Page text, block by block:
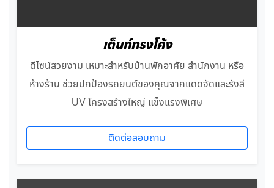
เต็นท์ทรงโค้ง
ดีไซน์สวยงาม เหมาะสำหรับบ้านพักอาศัย สำนักงาน หรือ
ห้างร้าน ช่วยปกป้องรถยนต์ของคุณจากแดดจัดและรังสี
UV โครงสร้างใหญ่ แข็งแรงพิเศษ
ติดต่อสอบถาม